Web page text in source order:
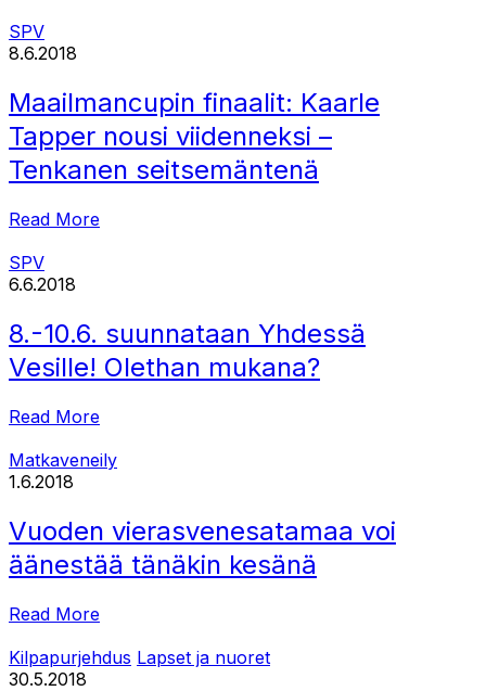
SPV
8.6.2018
Maailmancupin finaalit: Kaarle
Tapper nousi viidenneksi –
Tenkanen seitsemäntenä
Read More
SPV
6.6.2018
8.-10.6. suunnataan Yhdessä
Vesille! Olethan mukana?
Read More
Matkaveneily
1.6.2018
Vuoden vierasvenesatamaa voi
äänestää tänäkin kesänä
Read More
Kilpapurjehdus Lapset ja nuoret
30.5.2018